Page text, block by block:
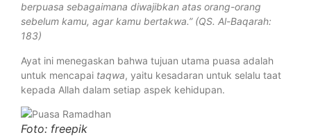
berpuasa sebagaimana diwajibkan atas orang-orang
sebelum kamu, agar kamu bertakwa.” (QS. Al-Baqarah:
183)
Ayat ini menegaskan bahwa tujuan utama puasa adalah
untuk mencapai taqwa, yaitu kesadaran untuk selalu taat
kepada Allah dalam setiap aspek kehidupan.
Foto: freepik